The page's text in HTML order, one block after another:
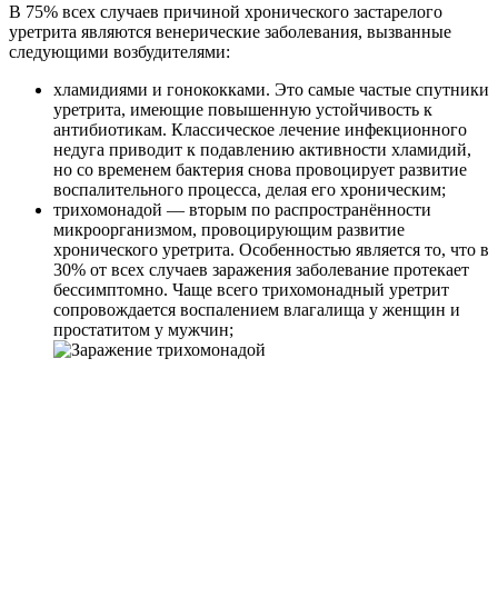
В 75% всех случаев причиной хронического застарелого
уретрита являются венерические заболевания, вызванные
следующими возбудителями:
хламидиями и гонококками. Это самые частые спутники
уретрита, имеющие повышенную устойчивость к
антибиотикам. Классическое лечение инфекционного
недуга приводит к подавлению активности хламидий,
но со временем бактерия снова провоцирует развитие
воспалительного процесса, делая его хроническим;
трихомонадой — вторым по распространённости
микроорганизмом, провоцирующим развитие
хронического уретрита. Особенностью является то, что в
30% от всех случаев заражения заболевание протекает
бессимптомно. Чаще всего трихомонадный уретрит
сопровождается воспалением влагалища у женщин и
простатитом у мужчин;